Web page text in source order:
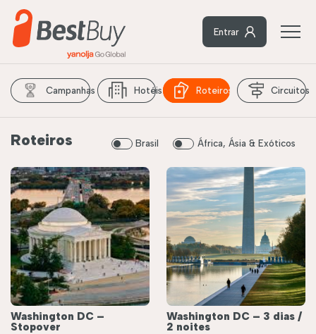
Entrar
Campanhas Hotéis Roteiros Circuitos
Roteiros Brasil África, Ásia & Exóticos
Washington DC –
Stopover
Washington DC – 3 dias /
2 noites